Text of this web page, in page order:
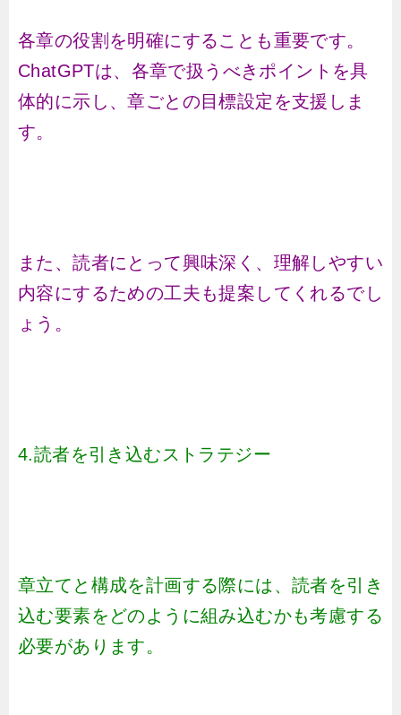
各章の役割を明確にすることも重要です。
ChatGPTは、各章で扱うべきポイントを具
体的に示し、章ごとの目標設定を支援しま
す。
また、読者にとって興味深く、理解しやすい
内容にするための工夫も提案してくれるでし
ょう。
4.読者を引き込むストラテジー
章立てと構成を計画する際には、読者を引き
込む要素をどのように組み込むかも考慮する
必要があります。